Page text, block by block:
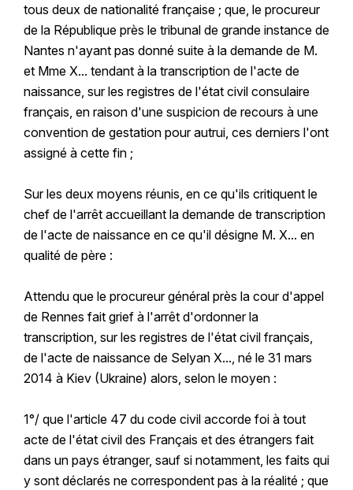
tous deux de nationalité française ; que, le procureur
de la République près le tribunal de grande instance de
Nantes n'ayant pas donné suite à la demande de M.
et Mme X... tendant à la transcription de l'acte de
naissance, sur les registres de l'état civil consulaire
français, en raison d'une suspicion de recours à une
convention de gestation pour autrui, ces derniers l'ont
assigné à cette fin ;
Sur les deux moyens réunis, en ce qu'ils critiquent le
chef de l'arrêt accueillant la demande de transcription
de l'acte de naissance en ce qu'il désigne M. X... en
qualité de père :
Attendu que le procureur général près la cour d'appel
de Rennes fait grief à l'arrêt d'ordonner la
transcription, sur les registres de l'état civil français,
de l'acte de naissance de Selyan X..., né le 31 mars
2014 à Kiev (Ukraine) alors, selon le moyen :
1°/ que l'article 47 du code civil accorde foi à tout
acte de l'état civil des Français et des étrangers fait
dans un pays étranger, sauf si notamment, les faits qui
y sont déclarés ne correspondent pas à la réalité ; que